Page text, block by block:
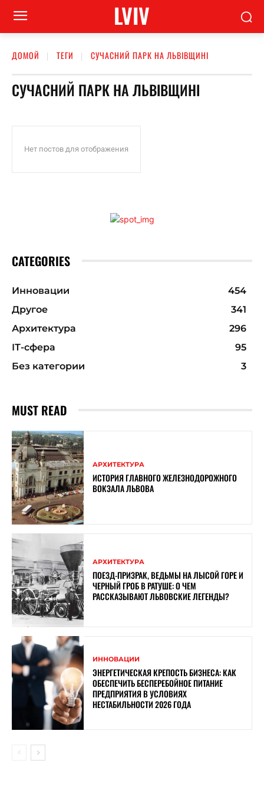
LVIV
ДОМОЙ ТЕГИ СУЧАСНИЙ ПАРК НА ЛЬВІВЩИНІ
СУЧАСНИЙ ПАРК НА ЛЬВІВЩИНІ
Нет постов для отображения
CATEGORIES
Инновации
454
Другое
341
Архитектура
296
ІТ-сфера
95
Без категории
3
MUST READ
АРХИТЕКТУРА
ИСТОРИЯ ГЛАВНОГО ЖЕЛЕЗНОДОРОЖНОГО
ВОКЗАЛА ЛЬВОВА
АРХИТЕКТУРА
ПОЕЗД-ПРИЗРАК, ВЕДЬМЫ НА ЛЫСОЙ ГОРЕ И
ЧЕРНЫЙ ГРОБ В РАТУШЕ: О ЧЕМ
РАССКАЗЫВАЮТ ЛЬВОВСКИЕ ЛЕГЕНДЫ?
ИННОВАЦИИ
ЭНЕРГЕТИЧЕСКАЯ КРЕПОСТЬ БИЗНЕСА: КАК
ОБЕСПЕЧИТЬ БЕСПЕРЕБОЙНОЕ ПИТАНИЕ
ПРЕДПРИЯТИЯ В УСЛОВИЯХ
НЕСТАБИЛЬНОСТИ 2026 ГОДА